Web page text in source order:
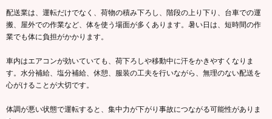
配送業は、運転だけでなく、荷物の積み下ろし、階段の上り下り、台車での運
搬、屋外での作業など、体を使う場面が多くあります。暑い日は、短時間の作
業でも体に負担がかかります。
車内はエアコンが効いていても、荷下ろしや移動中に汗をかきやすくなりま
す。水分補給、塩分補給、休憩、服装の工夫を行いながら、無理のない配送を
心がけることが大切です。
体調が悪い状態で運転すると、集中力が下がり事故につながる可能性がありま